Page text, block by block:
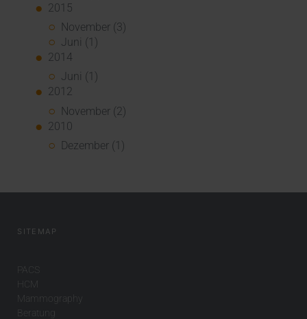
2015
November (3)
Juni (1)
2014
Juni (1)
2012
November (2)
2010
Dezember (1)
SITEMAP
PACS
HCM
Mammography
Beratung